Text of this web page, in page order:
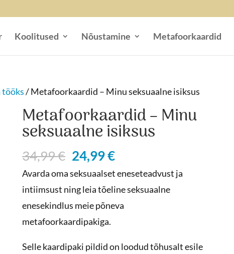
Koolitused Nõustamine Metafoorkaardid
tööks/ Metafoorkaardid – Minu seksuaalne isiksus
Metafoorkaardid – Minu
seksuaalne isiksus
34,99€ Algne
hind
oli:
34,99 €.
24,99€Praegune
hind
on:
24,99 €.
Avarda oma seksuaalset eneseteadvust ja
intiimsust ning leia tõeline seksuaalne
enesekindlus meie põneva
metafoorkaardipakiga.
Selle kaardipaki pildid on loodud tõhusalt esile